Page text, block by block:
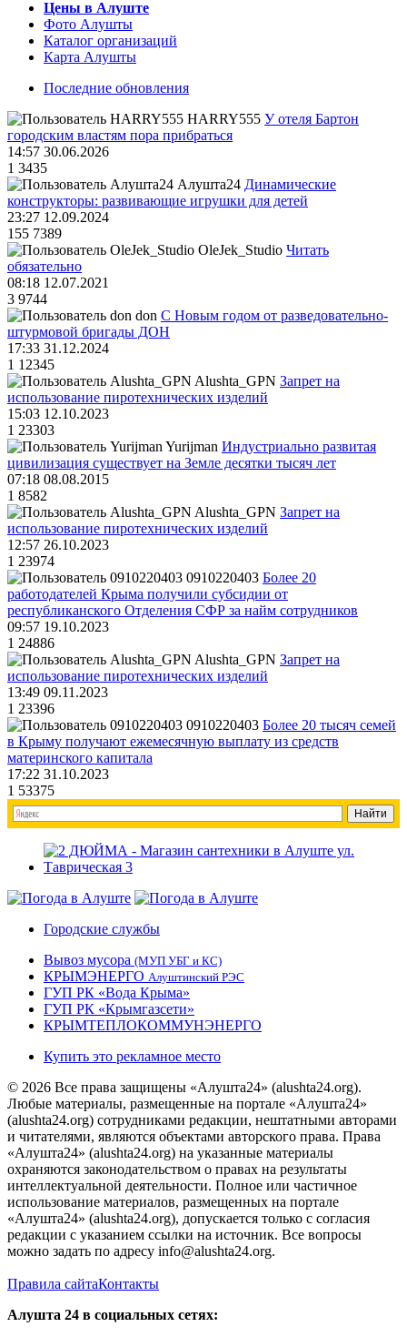
Цены в Алуште
Фото Алушты
Каталог организаций
Карта Алушты
Последние обновления
HARRY555 У отеля Бартон
городским властям пора прибраться
14:57 30.06.2026
1 3435
Алушта24 Динамические
конструкторы: развивающие игрушки для детей
23:27 12.09.2024
155 7389
OleJek_Studio Читать
обязательно
08:18 12.07.2021
3 9744
don С Новым годом от разведовательно-
штурмовой бригады ДОН
17:33 31.12.2024
1 12345
Alushta_GPN Запрет на
использование пиротехнических изделий
15:03 12.10.2023
1 23303
Yurijman Индустриально развитая
цивилизация существует на Земле десятки тысяч лет
07:18 08.08.2015
1 8582
Alushta_GPN Запрет на
использование пиротехнических изделий
12:57 26.10.2023
1 23974
0910220403 Более 20
работодателей Крыма получили субсидии от
республиканского Отделения СФР за найм сотрудников
09:57 19.10.2023
1 24886
Alushta_GPN Запрет на
использование пиротехнических изделий
13:49 09.11.2023
1 23396
0910220403 Более 20 тысяч семей
в Крыму получают ежемесячную выплату из средств
материнского капитала
17:22 31.10.2023
1 53375
Городские службы
Вывоз мусора (МУП УБГ и КС)
КРЫМЭНЕРГО Алуштинский РЭС
ГУП РК «Вода Крыма»
ГУП РК «Крымгазсети»
КРЫМТЕПЛОКОММУНЭНЕРГО
Купить это рекламное место
© 2026 Все права защищены «Алушта24» (alushta24.org).
Любые материалы, размещенные на портале «Алушта24»
(alushta24.org) сотрудниками редакции, нештатными авторами
и читателями, являются объектами авторского права. Права
«Алушта24» (alushta24.org) на указанные материалы
охраняются законодательством о правах на результаты
интеллектуальной деятельности. Полное или частичное
использование материалов, размещенных на портале
«Алушта24» (alushta24.org), допускается только с согласия
редакции с указанием ссылки на источник. Все вопросы
можно задать по адресу info@alushta24.org.
Правила сайтаКонтакты
Алушта 24 в социальных сетях: